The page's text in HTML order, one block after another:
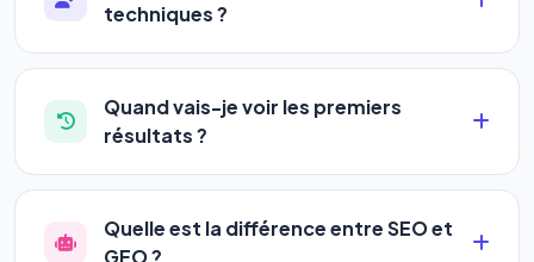
techniques ?
Absolument pas. Notre logiciel a été conçu pour
être accessible àtous les profils: artisans,
commerçants, auto-entrepreneurs, PME ou
complexe — vous renseignez l'adresse de votre
site, décrivez votre activité, et le logiciel gère tout
en automatique 24h/24.
Quand vais-je voir les premiers
résultats ?
La plupart de nos utilisateurs observent une
amélioration de leur positionnement en4 à 6
semaines. Le référencement est un marathon, pas
Quelle est la différence entre SEO et